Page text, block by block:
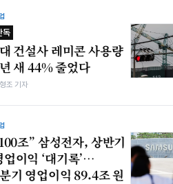
독
건설사 레미콘 사용량
새 44% 줄었다
조 기자
조” 삼성전자, 상반기
업이익 ‘대기록’…
기 영업이익 89.4조 원